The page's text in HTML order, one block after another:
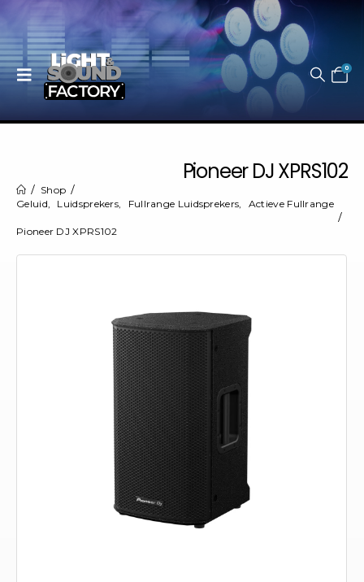
0
Pioneer DJ XPRS102
Shop
Geluid, Luidsprekers, Fullrange Luidsprekers, Actieve Fullrange
Pioneer DJ XPRS102